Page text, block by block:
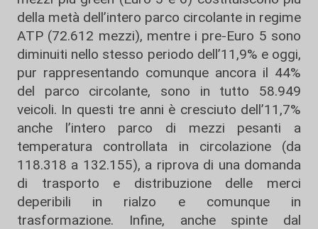
della metà dell’intero parco circolante in regime
ATP (72.612 mezzi), mentre i pre-Euro 5 sono
diminuiti nello stesso periodo dell’11,9% e oggi,
pur rappresentando comunque ancora il 44%
del parco circolante, sono in tutto 58.949
veicoli. In questi tre anni è cresciuto dell’11,7%
anche l’intero parco di mezzi pesanti a
temperatura controllata in circolazione (da
118.318 a 132.155), a riprova di una domanda
di trasporto e distribuzione delle merci
deperibili in rialzo e comunque in
trasformazione. Infine, anche spinte dal